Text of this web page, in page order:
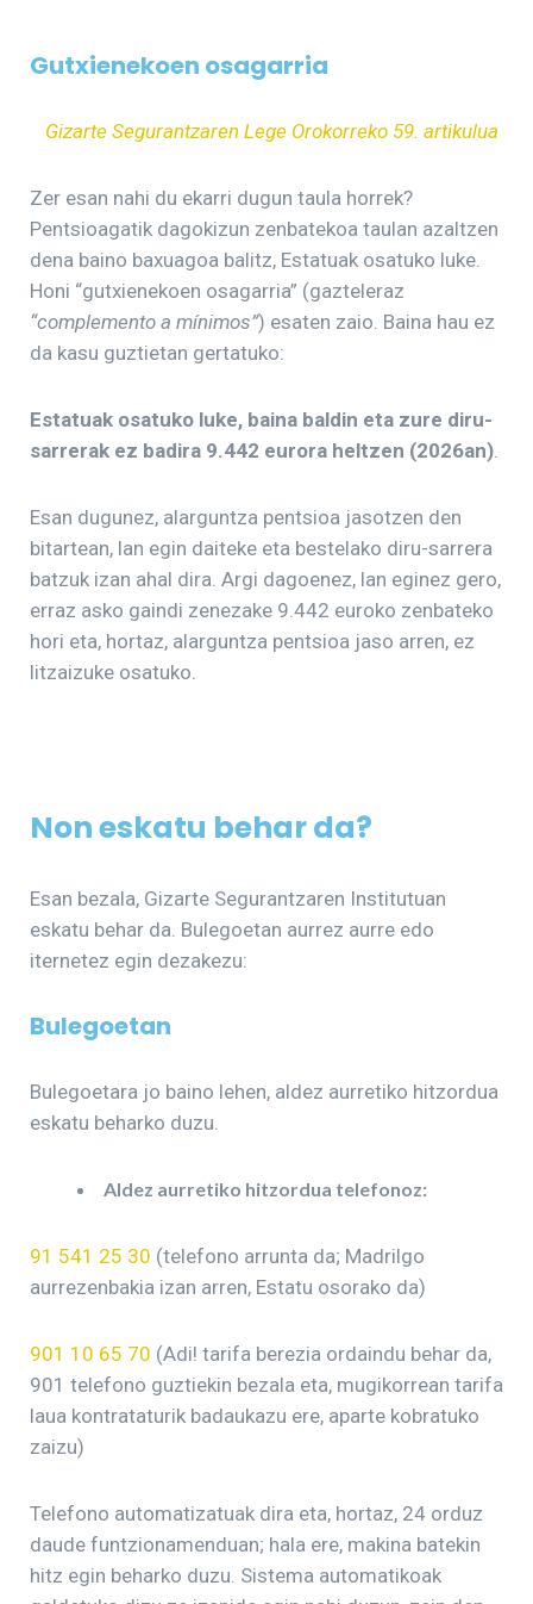
Gutxienekoen osagarria
Gizarte Segurantzaren Lege Orokorreko 59. artikulua
Zer esan nahi du ekarri dugun taula horrek?
Pentsioagatik dagokizun zenbatekoa taulan azaltzen
dena baino baxuagoa balitz, Estatuak osatuko luke.
Honi “gutxienekoen osagarria” (gazteleraz
“complemento a mínimos”) esaten zaio. Baina hau ez
da kasu guztietan gertatuko:
Estatuak osatuko luke, baina baldin eta zure diru-
sarrerak ez badira 9.442 eurora heltzen (2026an).
Esan dugunez, alarguntza pentsioa jasotzen den
bitartean, lan egin daiteke eta bestelako diru-sarrera
batzuk izan ahal dira. Argi dagoenez, lan eginez gero,
erraz asko gaindi zenezake 9.442 euroko zenbateko
hori eta, hortaz, alarguntza pentsioa jaso arren, ez
litzaizuke osatuko.
Non eskatu behar da?
Esan bezala, Gizarte Segurantzaren Institutuan
eskatu behar da. Bulegoetan aurrez aurre edo
iternetez egin dezakezu:
Bulegoetan
Bulegoetara jo baino lehen, aldez aurretiko hitzordua
eskatu beharko duzu.
Aldez aurretiko hitzordua telefonoz:
91 541 25 30 (telefono arrunta da; Madrilgo
aurrezenbakia izan arren, Estatu osorako da)
901 10 65 70 (Adi! tarifa berezia ordaindu behar da,
901 telefono guztiekin bezala eta, mugikorrean tarifa
laua kontrataturik badaukazu ere, aparte kobratuko
zaizu)
Telefono automatizatuak dira eta, hortaz, 24 orduz
daude funtzionamenduan; hala ere, makina batekin
hitz egin beharko duzu. Sistema automatikoak